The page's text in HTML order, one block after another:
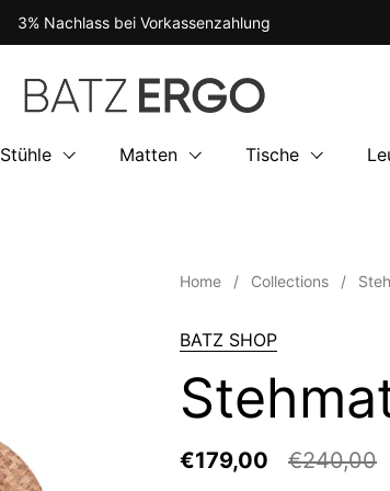
3% Nachlass bei Vorkassenzahlung
Stühle Matten Tische
Home / Collections /
BATZ SHOP
€179,00 €240,00